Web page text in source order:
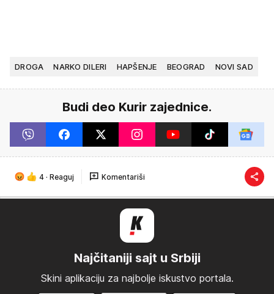
DROGA NARKO DILERI HAPŠENJE BEOGRAD NOVI SAD
Budi deo Kurir zajednice.
4 · Reaguj Komentariši
Najčitaniji sajt u Srbiji
Skini aplikaciju za najbolje iskustvo portala.